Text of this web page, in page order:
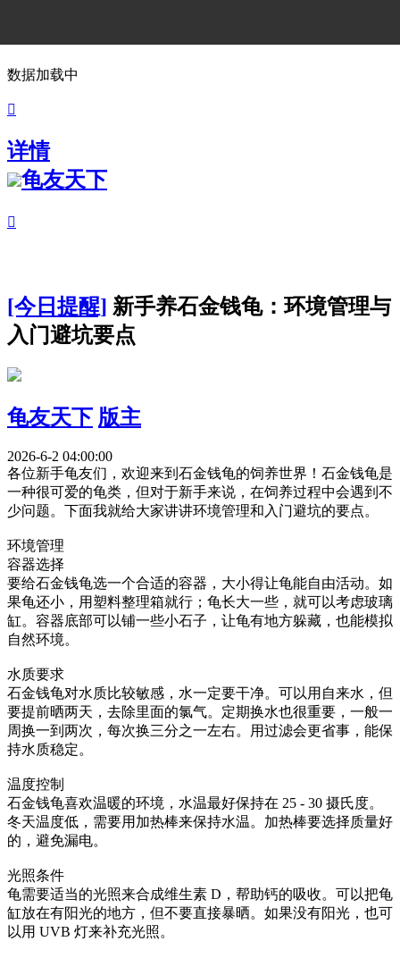
数据加载中

详情
龟友天下

[今日提醒] 新手养石金钱龟：环境管理与
入门避坑要点
龟友天下 版主
2026-6-2 04:00:00
各位新手龟友们，欢迎来到石金钱龟的饲养世界！石金钱龟是
一种很可爱的龟类，但对于新手来说，在饲养过程中会遇到不
少问题。下面我就给大家讲讲环境管理和入门避坑的要点。
环境管理
容器选择
要给石金钱龟选一个合适的容器，大小得让龟能自由活动。如
果龟还小，用塑料整理箱就行；龟长大一些，就可以考虑玻璃
缸。容器底部可以铺一些小石子，让龟有地方躲藏，也能模拟
自然环境。
水质要求
石金钱龟对水质比较敏感，水一定要干净。可以用自来水，但
要提前晒两天，去除里面的氯气。定期换水也很重要，一般一
周换一到两次，每次换三分之一左右。用过滤会更省事，能保
持水质稳定。
温度控制
石金钱龟喜欢温暖的环境，水温最好保持在 25 - 30 摄氏度。
冬天温度低，需要用加热棒来保持水温。加热棒要选择质量好
的，避免漏电。
光照条件
龟需要适当的光照来合成维生素 D，帮助钙的吸收。可以把龟
缸放在有阳光的地方，但不要直接暴晒。如果没有阳光，也可
以用 UVB 灯来补充光照。